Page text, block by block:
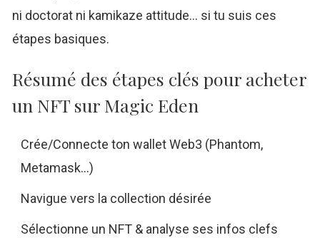
ni doctorat ni kamikaze attitude… si tu suis ces
étapes basiques.
Résumé des étapes clés pour acheter
un NFT sur Magic Eden
Crée/Connecte ton wallet Web3 (Phantom,
Metamask…)
Navigue vers la collection désirée
Sélectionne un NFT & analyse ses infos clefs